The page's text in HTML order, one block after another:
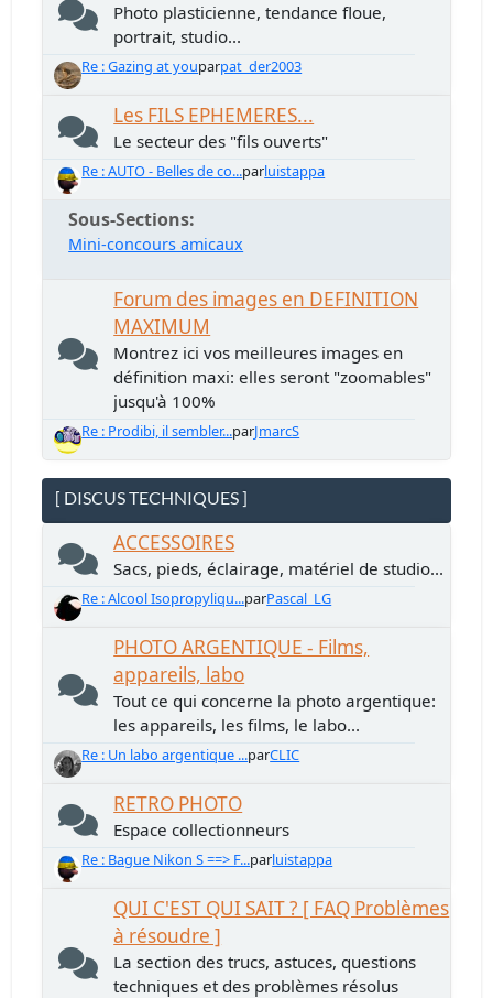
Photo plasticienne, tendance floue,
portrait, studio...
Re : Gazing at youparpat_der2003
Les FILS EPHEMERES...
Le secteur des "fils ouverts"
Re : AUTO - Belles de co...parluistappa
Sous-Sections
Mini-concours amicaux
Forum des images en DEFINITION
MAXIMUM
Montrez ici vos meilleures images en
définition maxi: elles seront "zoomables"
jusqu'à 100%
Re : Prodibi, il sembler...parJmarcS
[ DISCUS TECHNIQUES ]
ACCESSOIRES
Sacs, pieds, éclairage, matériel de studio...
Re : Alcool Isopropyliqu...parPascal_LG
PHOTO ARGENTIQUE - Films,
appareils, labo
Tout ce qui concerne la photo argentique:
les appareils, les films, le labo...
Re : Un labo argentique ...parCLIC
RETRO PHOTO
Espace collectionneurs
Re : Bague Nikon S ==> F...parluistappa
QUI C'EST QUI SAIT ? [ FAQ Problèmes
à résoudre ]
La section des trucs, astuces, questions
techniques et des problèmes résolus